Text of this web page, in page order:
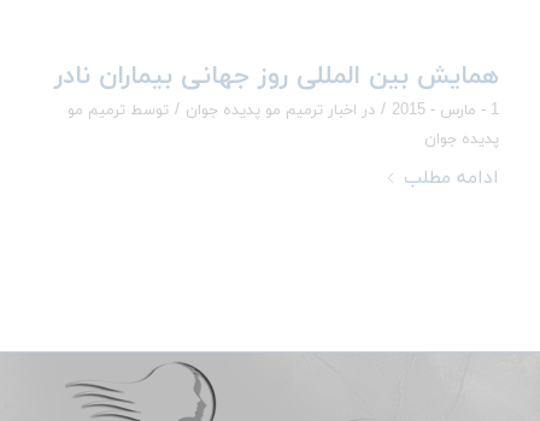
همایش بین المللی روز جهانی بیماران نادر
1 - مارس - 2015 / در اخبار ترمیم مو پدیده جوان / توسط ترمیم مو
پدیده جوان
ادامه مطلب